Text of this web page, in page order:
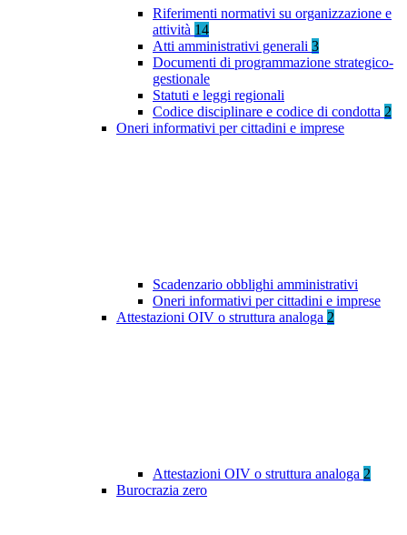
Riferimenti normativi su organizzazione e
attività 14
Atti amministrativi generali 3
Documenti di programmazione strategico-
gestionale
Statuti e leggi regionali
Codice disciplinare e codice di condotta 2
Oneri informativi per cittadini e imprese
Scadenzario obblighi amministrativi
Oneri informativi per cittadini e imprese
Attestazioni OIV o struttura analoga 2
Attestazioni OIV o struttura analoga 2
Burocrazia zero